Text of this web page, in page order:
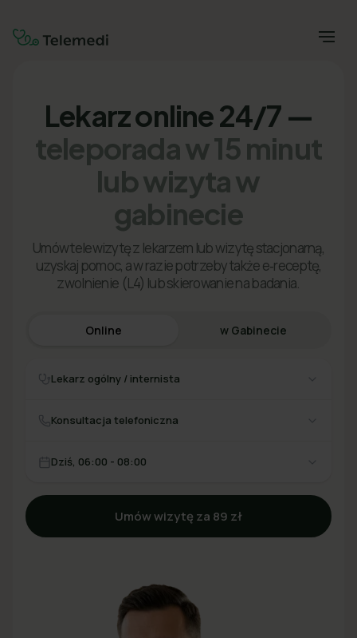
Lekarz online 24/7 —
teleporada w 15 minut
lub wizyta w
gabinecie
Umów telewizytę z lekarzem lub wizytę stacjonarną,
uzyskaj pomoc, a w razie potrzeby także e‑receptę,
zwolnienie (L4) lub skierowanie na badania.
Online w Gabinecie
Lekarz ogólny / internista
Konsultacja telefoniczna
Dziś, 06:00 - 08:00
Umów wizytę za 89 zł